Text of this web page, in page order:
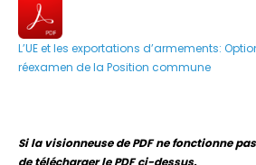
L’UE et les exportations d’armements:
réexamen de la Position commune
Si la visionneuse de PDF ne fonctionne
de télécharger le PDF ci-dessus.